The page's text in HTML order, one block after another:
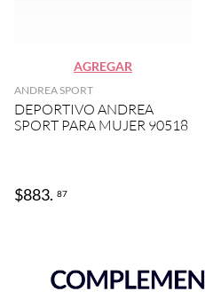
AGREGAR
ANDREA SPORT
DEPORTIVO ANDREA
SPORT PARA MUJER 90518
$883. 87